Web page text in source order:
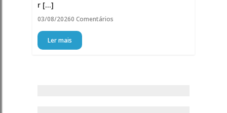
r [...]
03/08/20260 Comentários
Ler mais